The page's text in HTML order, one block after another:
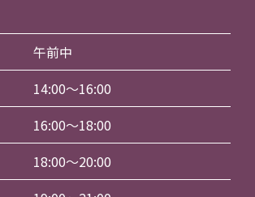
午前中
14:00～16:00
16:00～18:00
18:00～20:00